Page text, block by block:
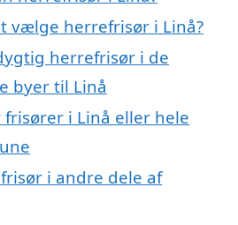
vælge herrefrisør i Linå?
herrefrisør i de
byer til Linå
i Linå eller hele
i andre dele af